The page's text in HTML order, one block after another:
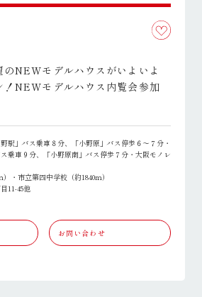
のNEWモデルハウスがいよいよ
！NEWモデルハウス内覧会参加
駅」バス乗車８分、「小野原」バス停歩６～７分・
乗車９分、「小野原南」バス停歩７分・大阪モノレ
・市立第四中学校（約1840ｍ）
11-45他
お問い合わせ